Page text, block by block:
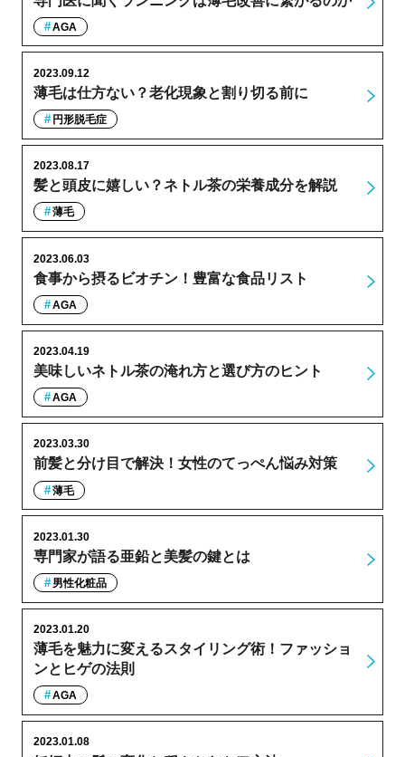
AGA
薄毛は仕方ない？老化現象と割り切る前に
2023.09.12
円形脱毛症
髪と頭皮に嬉しい？ネトル茶の栄養成分を解説
2023.08.17
薄毛
食事から摂るビオチン！豊富な食品リスト
2023.06.03
AGA
美味しいネトル茶の淹れ方と選び方のヒント
2023.04.19
AGA
前髪と分け目で解決！女性のてっぺん悩み対策
2023.03.30
薄毛
専門家が語る亜鉛と美髪の鍵とは
2023.01.30
男性化粧品
薄毛を魅力に変えるスタイリング術！ファッショ
ンとヒゲの法則
2023.01.20
AGA
2023.01.08